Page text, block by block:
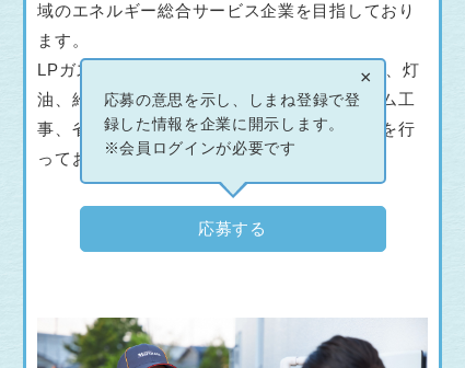
域のエネルギー総合サービス企業を目指しており
ます。
LPガス供給は勿論ですが、他にも富士の湧水、灯
油、給排水・衛生設備を始めとしたリフォーム工
事、省エネ設備機器の提供等幅広く事業展開を行
っております。
応募する
×
応募の意思を示し、しまね登録で登
録した情報を企業に開示します。
※会員ログインが必要です